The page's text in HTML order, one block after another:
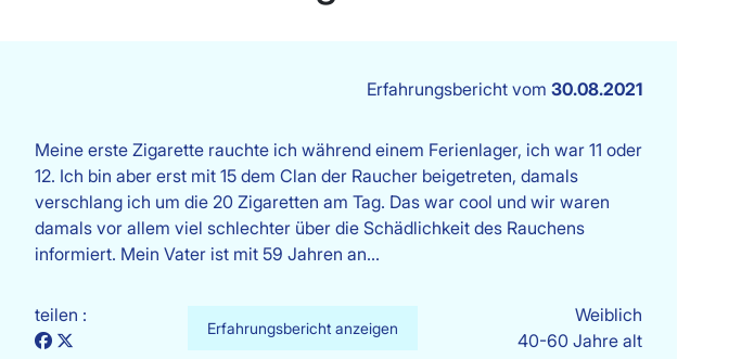
Erfahrungsbericht vom 30.08.2021
Meine erste Zigarette rauchte ich während einem Ferienlager, ich war 11 oder
12. Ich bin aber erst mit 15 dem Clan der Raucher beigetreten, damals
verschlang ich um die 20 Zigaretten am Tag. Das war cool und wir waren
damals vor allem viel schlechter über die Schädlichkeit des Rauchens
informiert. Mein Vater ist mit 59 Jahren an…
teilen :
Erfahrungsbericht anzeigen
Weiblich
40-60 Jahre alt